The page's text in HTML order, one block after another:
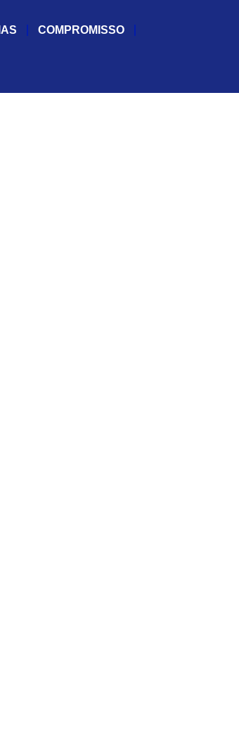
COMPROMISSO